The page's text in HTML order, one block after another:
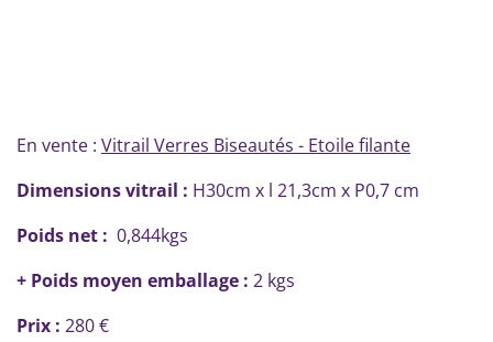
En vente : Vitrail Verres Biseautés - Etoile filante
Dimensions vitrail : H30cm x l 21,3cm x P0,7 cm
Poids net : 0,844kgs
+ Poids moyen emballage : 2 kgs
Prix : 280 €